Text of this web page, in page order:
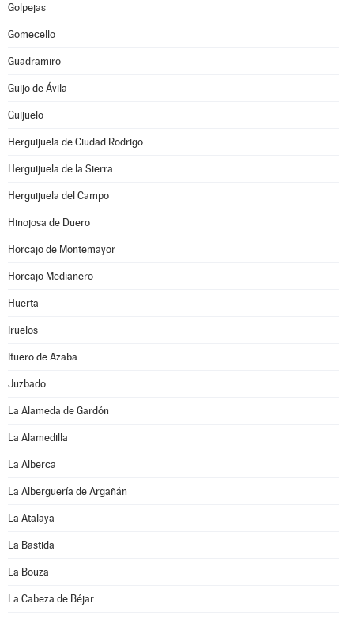
Golpejas
Gomecello
Guadramiro
Guijo de Ávila
Guijuelo
Herguijuela de Ciudad Rodrigo
Herguijuela de la Sierra
Herguijuela del Campo
Hinojosa de Duero
Horcajo de Montemayor
Horcajo Medianero
Huerta
Iruelos
Ituero de Azaba
Juzbado
La Alameda de Gardón
La Alamedilla
La Alberca
La Alberguería de Argañán
La Atalaya
La Bastida
La Bouza
La Cabeza de Béjar